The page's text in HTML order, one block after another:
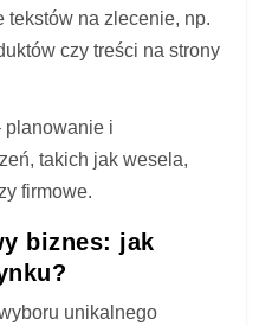
tekstów na zlecenie, np.
czy treści na strony
i
takich jak wesela,
firmowe.
biznes: jak
unikalnego